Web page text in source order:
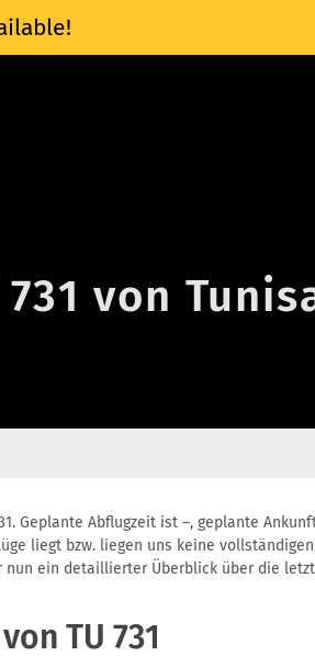
von
Geplante Abflugzeit ist –, geplante
liegt bzw. liegen uns keine
nun ein detaillierter Überblick über die
TU 731